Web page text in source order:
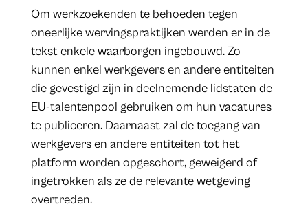
Om werkzoekenden te behoeden tegen
oneerlijke wervingspraktijken werden er in de
tekst enkele waarborgen ingebouwd. Zo
kunnen enkel werkgevers en andere entiteiten
die gevestigd zijn in deelnemende lidstaten de
EU-talentenpool gebruiken om hun vacatures
te publiceren. Daarnaast zal de toegang van
werkgevers en andere entiteiten tot het
platform worden opgeschort, geweigerd of
ingetrokken als ze de relevante wetgeving
overtreden.